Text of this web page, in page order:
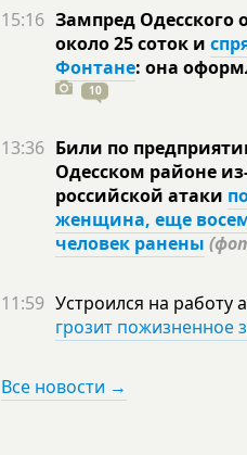
15:16 Зампред Одесского
около 25 соток и
Фонтане: она
10
13:36 Били по
Одесском районе
российской атаки
женщина, еще
человек ранены
11:59 Устроился на работу
грозит пожизненное
Все новости →